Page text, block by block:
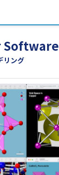
Software
リング